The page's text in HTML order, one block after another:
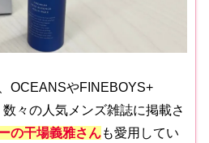
OCEANSやFINEBOYS+
々の人気メンズ雑誌に掲載さ
の干場義雅さんも愛用してい